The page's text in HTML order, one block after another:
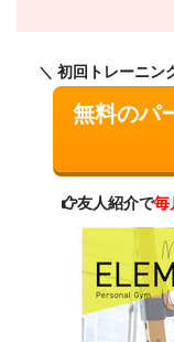
初回トレーニン
無料のパ
友人紹介で毎